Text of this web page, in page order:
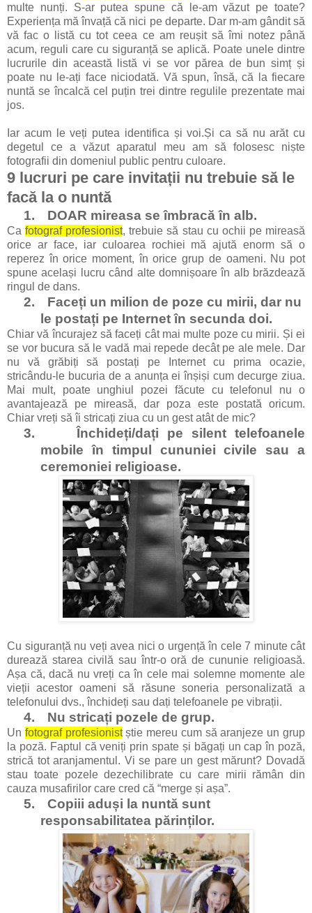
multe nunți. S-ar putea spune că le-am văzut pe toate?
Experiența mă învață că nici pe departe. Dar m-am gândit să
vă fac o listă cu tot ceea ce am reușit să îmi notez până
acum, reguli care cu siguranță se aplică. Poate unele dintre
lucrurile din această listă vi se vor părea de bun simț și
poate nu le-ați face niciodată. Vă spun, însă, că la fiecare
nuntă se încalcă cel puțin trei dintre regulile prezentate mai
jos.
Iar acum le veți putea identifica și voi.Și ca să nu arăt cu
degetul ce a văzut aparatul meu am să folosesc niște
fotografii din domeniul public pentru culoare.
9 lucruri pe care invitații nu trebuie să le
facă la o nuntă
1. DOAR mireasa se îmbracă în alb.
Cafotograf profesionist, trebuie să stau cu ochii pe mireasă
orice ar face, iar culoarea rochiei mă ajută enorm să o
reperez în orice moment, în orice grup de oameni. Nu pot
spune același lucru când alte domnișoare în alb brăzdează
ringul de dans.
2.
Faceți un milion de poze cu mirii, dar nu
le postați pe Internet în secunda doi.
Chiar vă încurajez să faceți cât mai multe poze cu mirii. Și ei
se vor bucura să le vadă mai repede decât pe ale mele. Dar
nu vă grăbiți să postați pe Internet cu prima ocazie,
stricându-le bucuria de a anunța ei înșiși cum decurge ziua.
Mai mult, poate unghiul pozei făcute cu telefonul nu o
avantajează pe mireasă, dar poza este postată oricum.
Chiar vreți să îi stricați ziua cu un gest atât de mic?
3.
Închideți/dați pe silent telefoanele
mobile în timpul cununiei civile sau a
ceremoniei religioase.
Cu siguranță nu veți avea nici o urgență în cele 7 minute cât
durează starea civilă sau într-o oră de cununie religioasă.
Așa că, dacă nu vreți ca în cele mai solemne momente ale
vieții acestor oameni să răsune soneria personalizată a
telefonului dvs., închideți sau dați telefoanele pe vibrații.
4. Nu stricați pozele de grup.
Un fotograf profesionistștie mereu cum să aranjeze un grup
la poză. Faptul că veniți prin spate și băgați un cap în poză,
strică tot aranjamentul. Vi se pare un gest mărunt? Dovadă
stau toate pozele dezechilibrate cu care mirii rămân din
cauza musafirilor care cred că “merge și așa”.
5.
Copiii aduși la nuntă sunt
responsabilitatea părinților.